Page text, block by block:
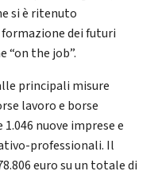
si è ritenuto
dei futuri
“on the job”.
principali misure
lavoro e borse
nuove imprese e
professionali. Il
euro su un totale di